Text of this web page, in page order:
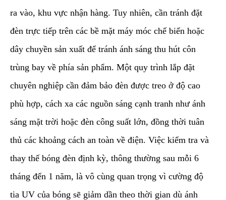
ra vào, khu vực nhận hàng. Tuy nhiên, cần tránh đặt
đèn trực tiếp trên các bề mặt máy móc chế biến hoặc
dây chuyền sản xuất để tránh ánh sáng thu hút côn
trùng bay về phía sản phẩm. Một quy trình lắp đặt
chuyên nghiệp cần đảm bảo đèn được treo ở độ cao
phù hợp, cách xa các nguồn sáng cạnh tranh như ánh
sáng mặt trời hoặc đèn công suất lớn, đồng thời tuân
thủ các khoảng cách an toàn về điện. Việc kiểm tra và
thay thế bóng đèn định kỳ, thông thường sau mỗi 6
tháng đến 1 năm, là vô cùng quan trọng vì cường độ
tia UV của bóng sẽ giảm dần theo thời gian dù ánh